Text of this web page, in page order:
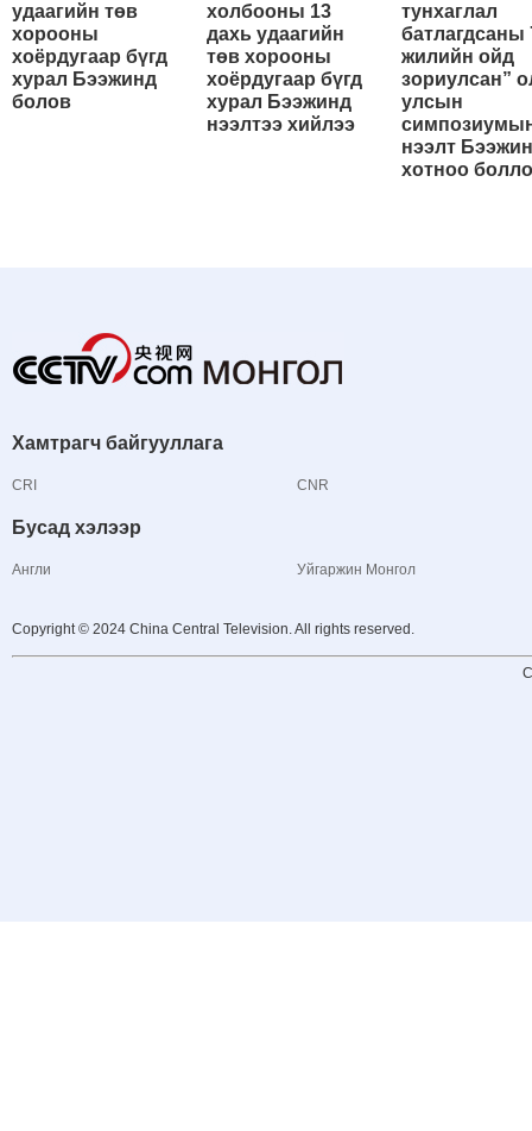
удаагийн төв
хорооны
хоёрдугаар бүгд
хурал Бээжинд
болов
холбооны 13
дахь удаагийн
төв хорооны
хоёрдугаар бүгд
хурал Бээжинд
нээлтээ хийлээ
тунхаглал
батлагдсаны
жилийн ойд
зориулсан”
улсын
нээлт Бээжин
хотноо
Хамтрагч байгууллага
CRI CNR
Бусад хэлээр
Англи Уйгаржин Монгол
Copyright © 2024 China Central Television. All rights reserved.